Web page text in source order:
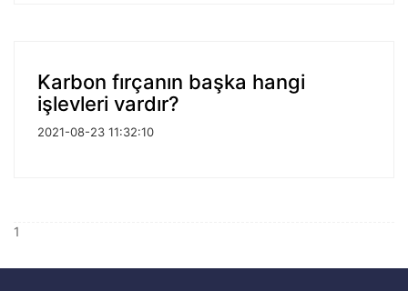
Karbon fırçanın başka hangi
işlevleri vardır?
2021-08-23 11:32:10
1